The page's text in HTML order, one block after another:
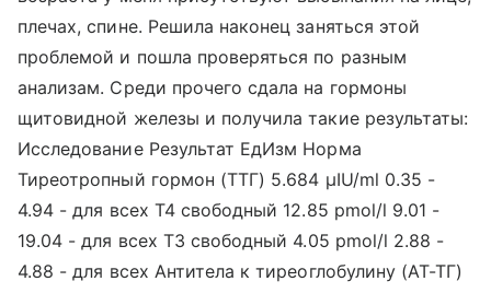
плечах, спине. Решила наконец заняться этой
проблемой и пошла проверяться по разным
анализам. Среди прочего сдала на гормоны
щитовидной железы и получила такие результаты:
Исследование Результат ЕдИзм Норма
Тиреотропный гормон (ТТГ) 5.684 μIU/ml 0.35 -
4.94 - для всех Т4 свободный 12.85 pmol/l 9.01 -
19.04 - для всех Т3 свободный 4.05 pmol/l 2.88 -
4.88 - для всех Антитела к тиреоглобулину (АТ-ТГ)